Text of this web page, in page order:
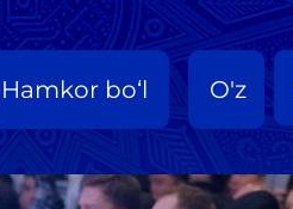
Hamkor bo‘l O'z